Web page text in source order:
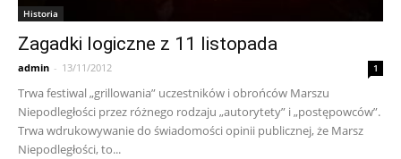
Historia
Zagadki logiczne z 11 listopada
admin - 13/11/2012 1
Trwa festiwal „grillowania” uczestników i obrońców Marszu
Niepodległości przez różnego rodzaju „autorytety” i „postępowców”.
Trwa wdrukowywanie do świadomości opinii publicznej, że Marsz
Niepodległości, to...